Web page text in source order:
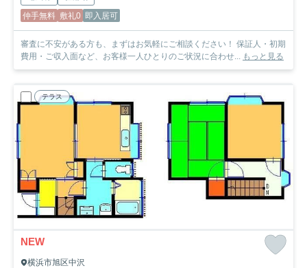
仲手無料 敷礼0 即入居可
審査に不安がある方も、まずはお気軽にご相談ください！ 保証人・初期
費用・ご収入面など、お客様一人ひとりのご状況に合わせ... もっと見る
テラス
NEW
横浜市旭区中沢